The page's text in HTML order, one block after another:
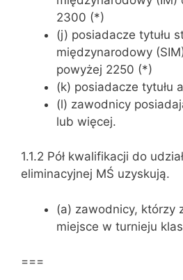
2300 (*)
(j) posiadacze tytułu
międzynarodowy
powyżej 2250 (*)
(k) posiadacze tytułu
(l) zawodnicy
lub więcej.
1.1.2 Pół kwalifikacji do
eliminacyjnej MŚ uzyskują.
(a) zawodnicy, którzy
miejsce w turnieju
===